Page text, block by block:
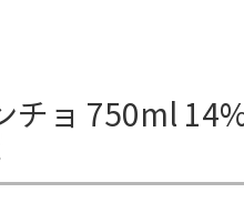
チョ 750ml